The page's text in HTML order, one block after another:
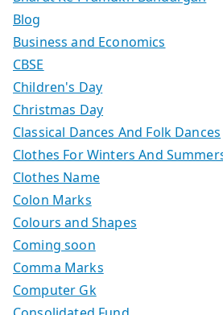
Blog
Business and Economics
CBSE
Children's Day
Christmas Day
Classical Dances And Folk Dances
Clothes For Winters And
Clothes Name
Colon Marks
Colours and Shapes
Coming soon
Comma Marks
Computer Gk